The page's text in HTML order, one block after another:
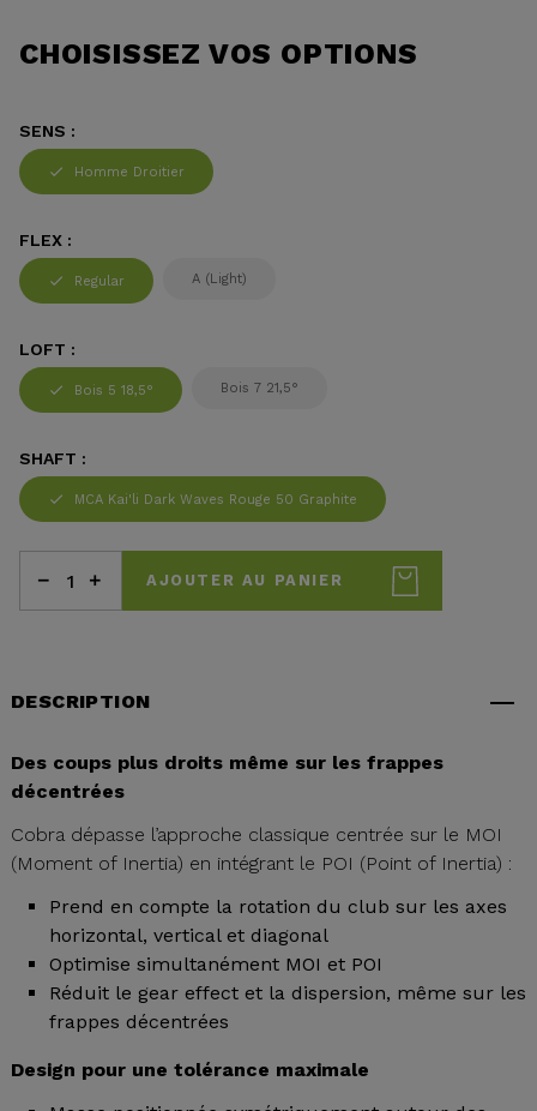
CHOISISSEZ VOS OPTIONS
SENS :
Homme Droitier
FLEX :
Regular A (Light)
LOFT :
Bois 5 18,5° Bois 7 21,5°
SHAFT :
MCA Kai'li Dark Waves Rouge 50 Graphite
AJOUTER AU PANIER
DESCRIPTION
Des coups plus droits même sur les frappes
décentrées
Cobra dépasse l’approche classique centrée sur le MOI
(Moment of Inertia) en intégrant le POI (Point of Inertia) :
Prend en compte la rotation du club sur les axes
horizontal, vertical et diagonal
Optimise simultanément MOI et POI
Réduit le gear effect et la dispersion, même sur les
frappes décentrées
Design pour une tolérance maximale